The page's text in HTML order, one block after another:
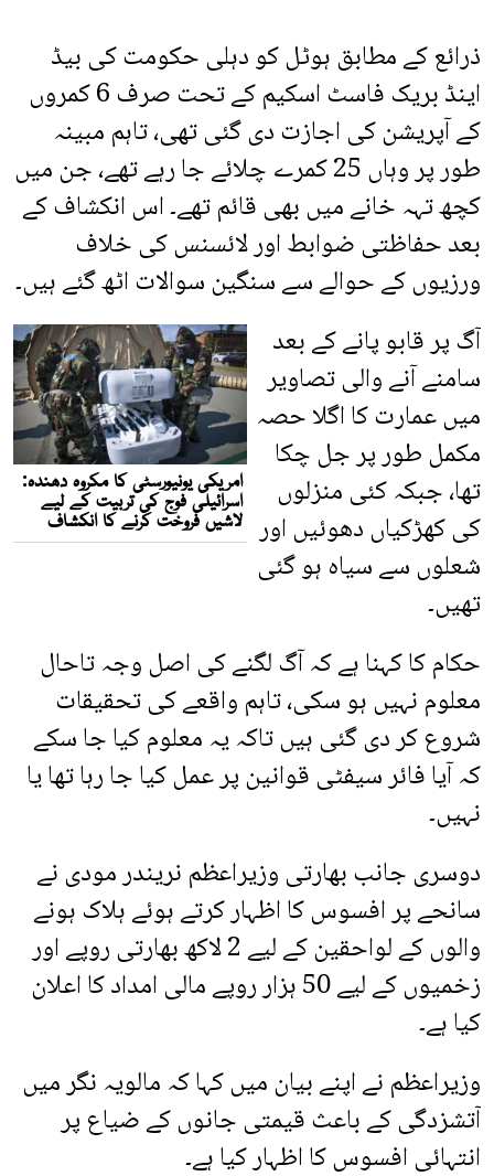
ذرائع کے مطابق ہوٹل کو دہلی حکومت کی بیڈ
اینڈ بریک فاسٹ اسکیم کے تحت صرف 6 کمروں
کے آپریشن کی اجازت دی گئی تھی، تاہم مبینہ
طور پر وہاں 25 کمرے چلائے جا رہے تھے، جن میں
کچھ تہہ خانے میں بھی قائم تھے۔ اس انکشاف کے
بعد حفاظتی ضوابط اور لائسنس کی خلاف
ورزیوں کے حوالے سے سنگین سوالات اٹھ گئے ہیں۔
آگ پر قابو پانے کے بعد
سامنے آنے والی تصاویر
میں عمارت کا اگلا حصہ
مکمل طور پر جل چکا
تھا، جبکہ کئی منزلوں
کی کھڑکیاں دھوئیں اور
شعلوں سے سیاہ ہو گئی
تھیں۔
حکام کا کہنا ہے کہ آگ لگنے کی اصل وجہ تاحال
معلوم نہیں ہو سکی، تاہم واقعے کی تحقیقات
شروع کر دی گئی ہیں تاکہ یہ معلوم کیا جا سکے
کہ آیا فائر سیفٹی قوانین پر عمل کیا جا رہا تھا یا
نہیں۔
دوسری جانب بھارتی وزیراعظم نریندر مودی نے
سانحے پر افسوس کا اظہار کرتے ہوئے ہلاک ہونے
والوں کے لواحقین کے لیے 2 لاکھ بھارتی روپے اور
زخمیوں کے لیے 50 ہزار روپے مالی امداد کا اعلان
کیا ہے۔
وزیراعظم نے اپنے بیان میں کہا کہ مالویہ نگر میں
آتشزدگی کے باعث قیمتی جانوں کے ضیاع پر
انتہائی افسوس کا اظہار کیا ہے۔